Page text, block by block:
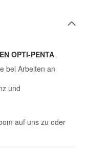
OPTI-PENTA
bei Arbeiten an
und
auf uns zu oder